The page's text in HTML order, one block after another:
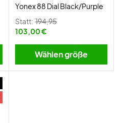
Yonex 88 Dial Black/Purple
Statt: 194,95
103,00 €
Wählen größe